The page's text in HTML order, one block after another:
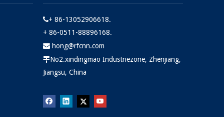
+ 86-13052906618.
+ 86-0511-88896168.
 hong@rfcnn.com
No2.xindingmao Industriezone, Zhenjiang,
Jiangsu, China